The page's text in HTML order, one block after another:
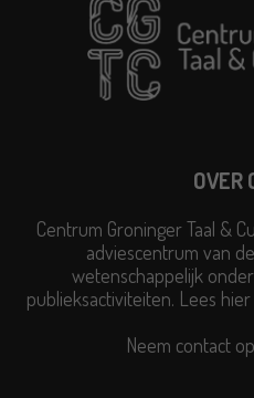
OVER
Centrum Groninger Taal &
adviescentrum van
wetenschappelijk
publieksactiviteiten. Lees
Neem contact